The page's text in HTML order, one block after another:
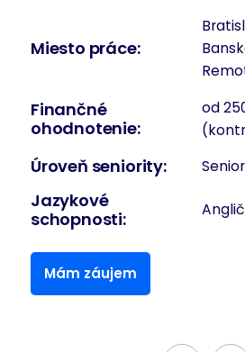
Miesto práce:
Finančné
ohodnotenie:
od
Úroveň seniority: Senior
Jazykové
schopnosti:
Mám záujem